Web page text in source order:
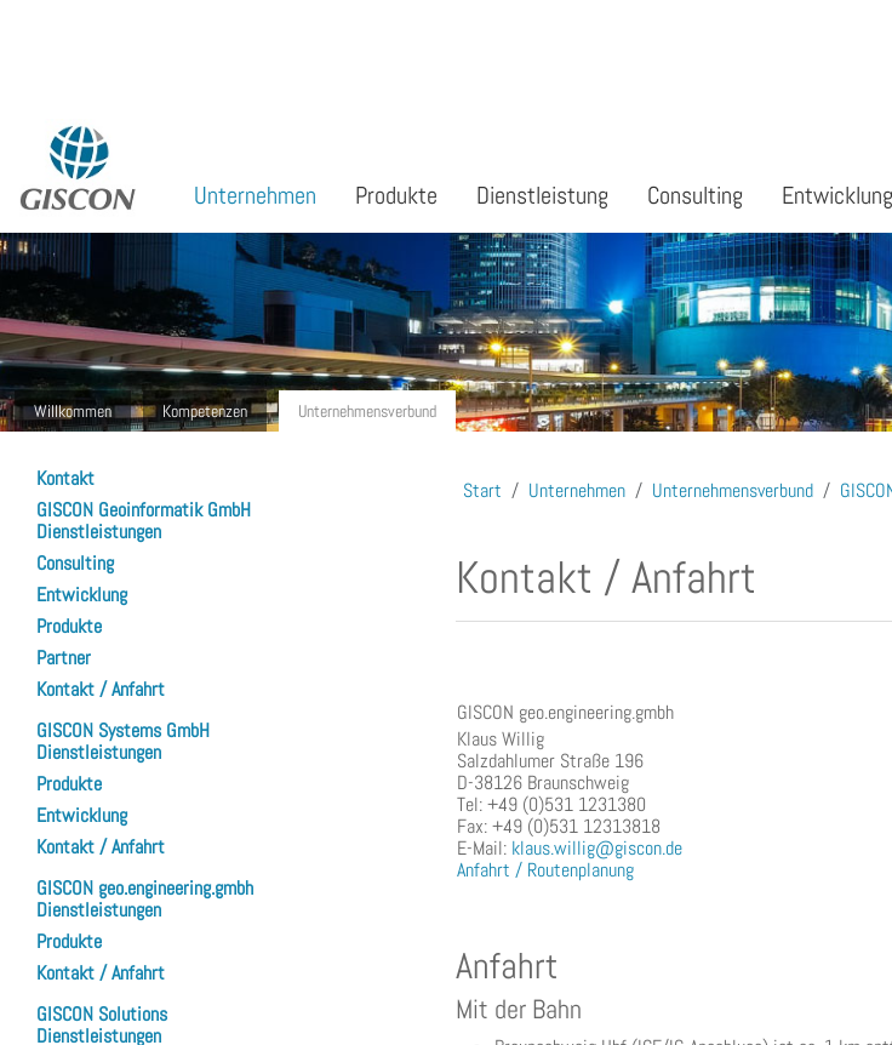
Unternehmen Produkte Dienstleistung Consulting Entwicklung
Willkommen Kompetenzen Unternehmensverbund
Kontakt
GISCON Geoinformatik GmbH
Dienstleistungen
Consulting
Entwicklung
Produkte
Partner
Kontakt / Anfahrt
GISCON Systems GmbH
Dienstleistungen
Produkte
Entwicklung
Kontakt / Anfahrt
GISCON geo.engineering.gmbh
Dienstleistungen
Produkte
Kontakt / Anfahrt
GISCON Solutions
Dienstleistungen
Start Unternehmen Unternehmensverbund
Kontakt / Anfahrt
GISCON geo.engineering.gmbh
Klaus Willig
Salzdahlumer Straße 196
D-38126 Braunschweig
Tel: +49 (0)531 1231380
Fax: +49 (0)531 12313818
E-Mail: klaus.willig@giscon.de
Anfahrt / Routenplanung
Anfahrt
Mit der Bahn